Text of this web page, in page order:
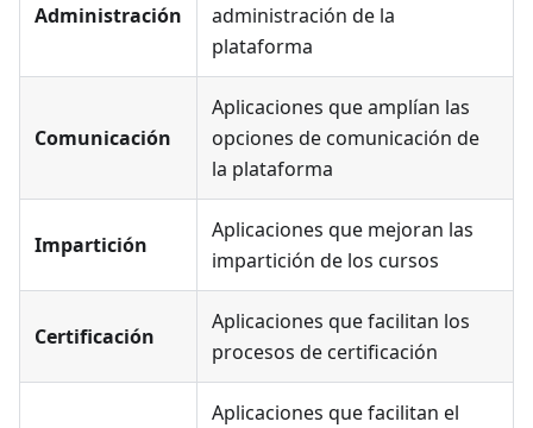
Administración
administración de la
plataforma
Comunicación
Aplicaciones que amplían las
opciones de comunicación de
la plataforma
Impartición
Aplicaciones que mejoran las
impartición de los cursos
Certificación
Aplicaciones que facilitan los
procesos de certificación
Aplicaciones que facilitan el